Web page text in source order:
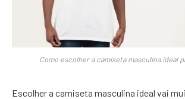
Como escolher a camiseta masculina ideal
Escolher a camiseta masculina ideal vai